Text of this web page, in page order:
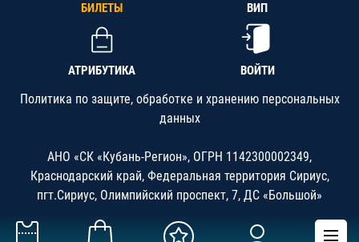
БИЛЕТЫ ВИП
АТРИБУТИКА ВОЙТИ
Политика по защите, обработке и хранению персональных
данных
АНО «СК «Кубань-Регион», ОГРН 1142300002349,
Краснодарский край, Федеральная территория Сириус,
пгт.Сириус, Олимпийский проспект, 7, ДС «Большой»